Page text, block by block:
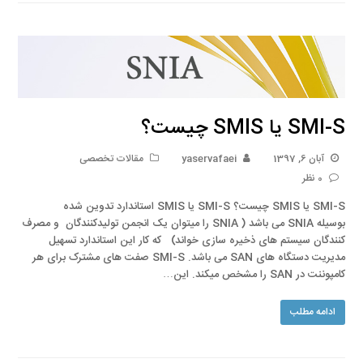
SMI-S یا SMIS چیست؟
آبان 6, 1397 yaservafaei
مقالات تخصصی
0 نظر
SMI-S یا SMIS چیست؟ SMI-S یا SMIS استاندارد تدوین شده
بوسیله SNIA می باشد ( SNIA را میتوان یک انجمن تولیدکنندگان و مصرف
کنندگان سیستم های ذخیره سازی خواند) که کار این استاندارد تسهیل
مدیریت دستگاه های SAN می باشد. SMI-S صفت های مشترک برای هر
کامپوننت در SAN را مشخص میکند. این…
ادامه مطلب